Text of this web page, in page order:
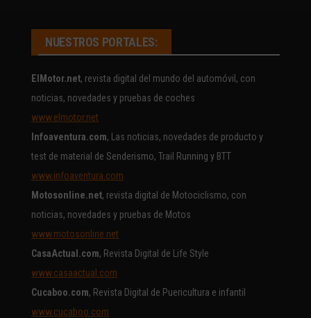
NUESTROS PORTALES:
ElMotor.net, revista digital del mundo del automóvil, con
noticias, novedades y pruebas de coches
www.elmotor.net
Infoaventura.com, Las noticias, novedades de producto y
test de material de Senderismo, Trail Running y BTT
www.infoaventura.com
Motosonline.net, revista digital de Motociclismo, con
noticias, novedades y pruebas de Motos
www.motosonline.net
CasaActual.com, Revista Digital de Life Style
www.casaactual.com
Cucaboo.com, Revista Digital de Puericultura e infantil
www.cucaboo.com